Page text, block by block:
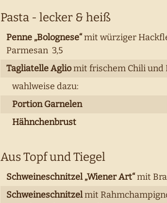
Pasta - lecker & heiß
Penne „Bolognese“mit würziger
Parmesan 3,5
Tagliatelle Agliomit frischem Chili und
wahlweise dazu:
Portion Garnelen
Hähnchenbrust
Aus Topf und Tiegel
Schweineschnitzel „Wiener Art“mit
Schweineschnitzelmit